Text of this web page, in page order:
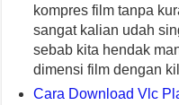
kompres film tanpa
sangat kalian udah
sebab kita hendak
dimensi film dengan
Cara Download Vlc